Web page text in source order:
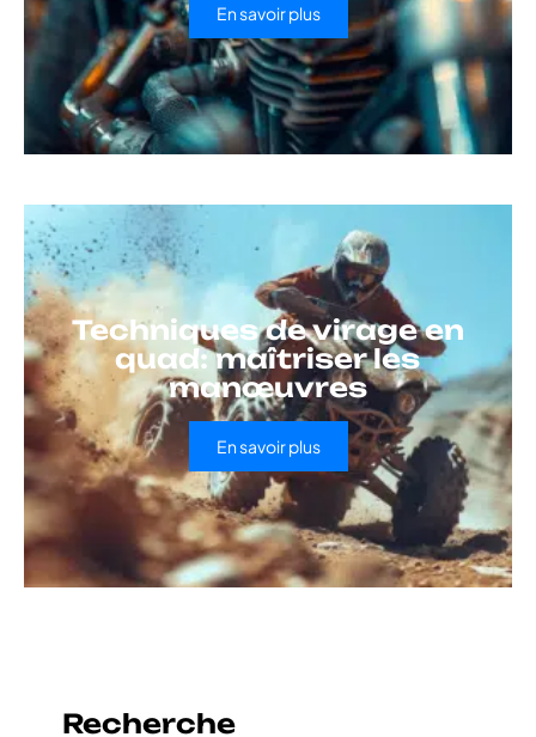
En savoir plus
Techniques de virage en
quad: maîtriser les
manœuvres
En savoir plus
Recherche